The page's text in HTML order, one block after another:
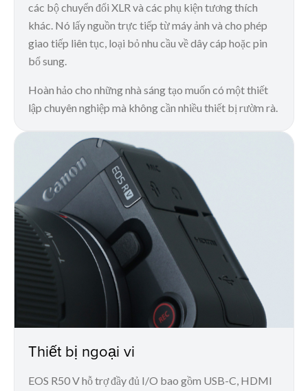
các bộ chuyển đổi XLR và các phụ kiện tương thích
khác. Nó lấy nguồn trực tiếp từ máy ảnh và cho phép
giao tiếp liên tục, loại bỏ nhu cầu về dây cáp hoặc pin
bổ sung.
Hoàn hảo cho những nhà sáng tạo muốn có một thiết
lập chuyên nghiệp mà không cần nhiều thiết bị rườm rà.
Thiết bị ngoại vi
EOS R50 V hỗ trợ đầy đủ I/O bao gồm USB-C, HDMI